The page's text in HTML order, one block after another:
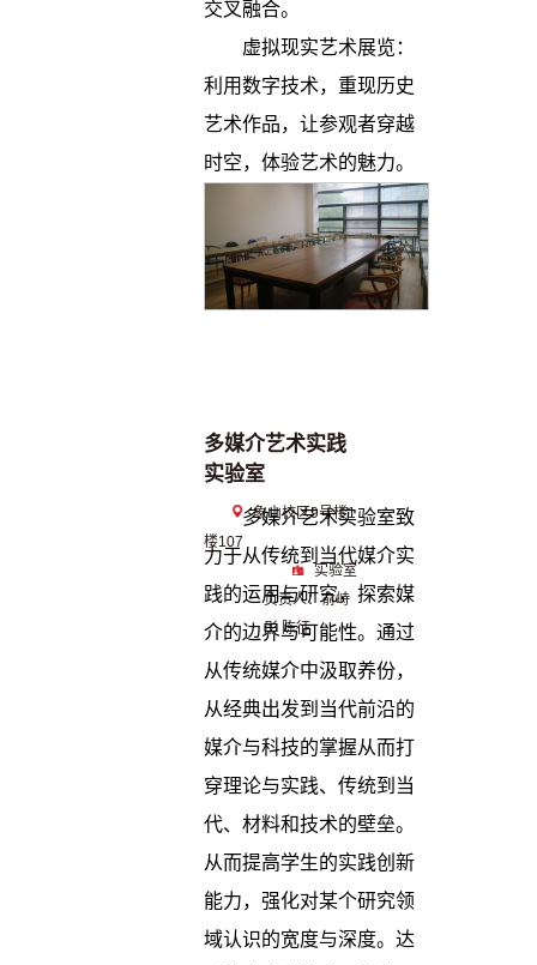
交叉融合。
虚拟现实艺术展览：
利用数字技术，重现历史
艺术作品，让参观者穿越
时空，体验艺术的魅力。
多媒介艺术实践
实验室
象山校区9号楼1
楼107
实验室
负责人：俞峙
彤 陈征
多媒介艺术实验室致
力于从传统到当代媒介实
践的运用与研究，探索媒
介的边界与可能性。通过
从传统媒介中汲取养份，
从经典出发到当代前沿的
媒介与科技的掌握从而打
穿理论与实践、传统到当
代、材料和技术的壁垒。
从而提高学生的实践创新
能力，强化对某个研究领
域认识的宽度与深度。达